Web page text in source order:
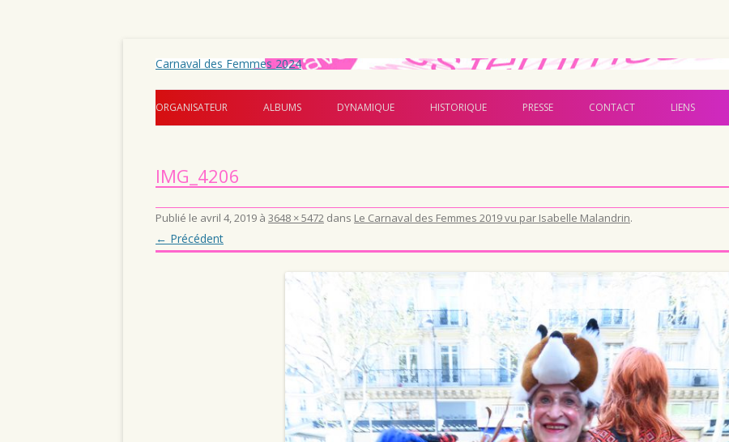
Carnaval des Femmes 2024
Aller au contenu principal
ORGANISATEUR ALBUMS DYNAMIQUE HISTORIQUE PRESSE CONTACT LIENS
IMG_4206
Publié le avril 4, 2019 à 3648 × 5472 dans Le Carnaval des Femmes 2019 vu par Isabelle Malandrin.
← Précédent